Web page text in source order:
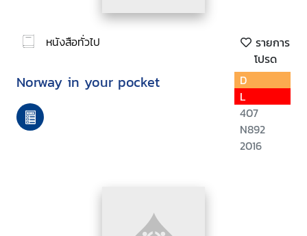
หนังสือทั่วไป
รายการ
โปรด
Norway in your pocket
D
L
407
N892
2016